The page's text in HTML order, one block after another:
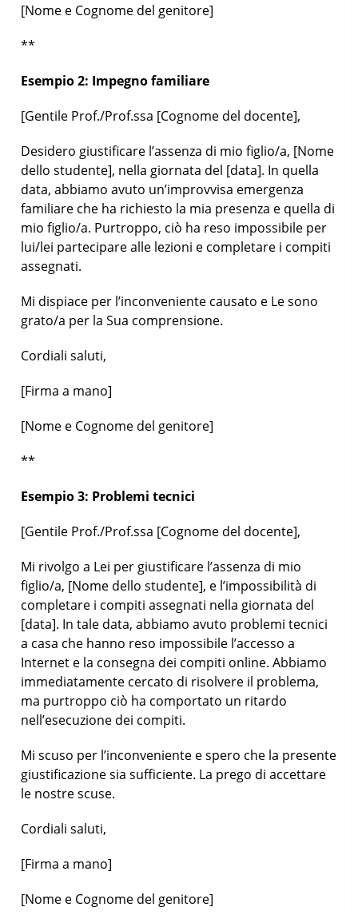
[Nome e Cognome del genitore]
**
Esempio 2: Impegno familiare
[Gentile Prof./Prof.ssa [Cognome del docente],
Desidero giustificare l’assenza di mio figlio/a, [Nome
dello studente], nella giornata del [data]. In quella
data, abbiamo avuto un’improvvisa emergenza
familiare che ha richiesto la mia presenza e quella di
mio figlio/a. Purtroppo, ciò ha reso impossibile per
lui/lei partecipare alle lezioni e completare i compiti
assegnati.
Mi dispiace per l’inconveniente causato e Le sono
grato/a per la Sua comprensione.
Cordiali saluti,
[Firma a mano]
[Nome e Cognome del genitore]
**
Esempio 3: Problemi tecnici
[Gentile Prof./Prof.ssa [Cognome del docente],
Mi rivolgo a Lei per giustificare l’assenza di mio
figlio/a, [Nome dello studente], e l’impossibilità di
completare i compiti assegnati nella giornata del
[data]. In tale data, abbiamo avuto problemi tecnici
a casa che hanno reso impossibile l’accesso a
Internet e la consegna dei compiti online. Abbiamo
immediatamente cercato di risolvere il problema,
ma purtroppo ciò ha comportato un ritardo
nell’esecuzione dei compiti.
Mi scuso per l’inconveniente e spero che la presente
giustificazione sia sufficiente. La prego di accettare
le nostre scuse.
Cordiali saluti,
[Firma a mano]
[Nome e Cognome del genitore]